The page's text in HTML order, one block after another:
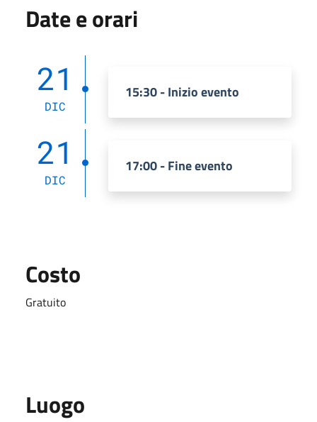
Date e orari
21
DIC
15:30 - Inizio evento
21
DIC
17:00 - Fine evento
Costo
Gratuito
Luogo